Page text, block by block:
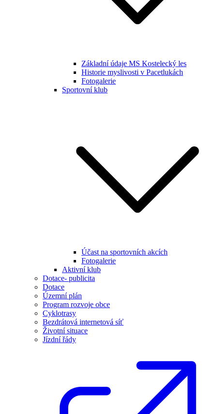
Základní údaje MS Kostelecký les
Historie myslivosti v Pacetlukách
Fotogalerie
Sportovní klub
Účast na sportovních akcích
Fotogalerie
Aktivní klub
Dotace- publicita
Dotace
Územní plán
Program rozvoje obce
Cyklotrasy
Bezdrátová internetová síť
Životní situace
Jízdní řády